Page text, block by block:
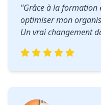
"Grâce à la formation
optimiser mon
Un vrai changement